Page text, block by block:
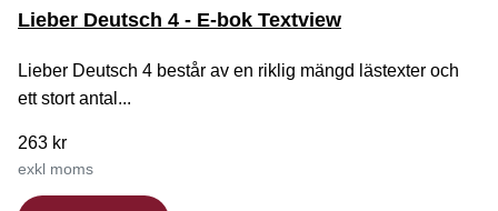
Lieber Deutsch 4 - E-bok Textview
Lieber Deutsch 4 består av en riklig mängd lästexter och
ett stort antal...
263 kr
exkl moms